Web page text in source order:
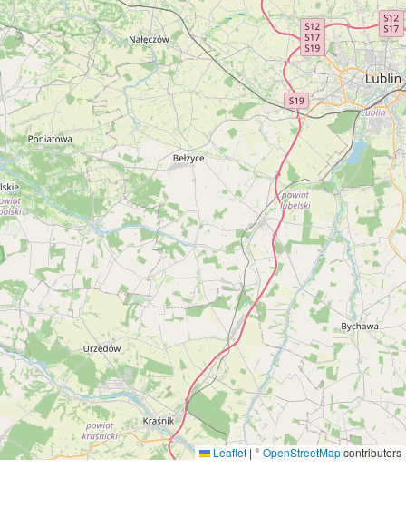
Leaflet | © OpenStreetMapcontributors